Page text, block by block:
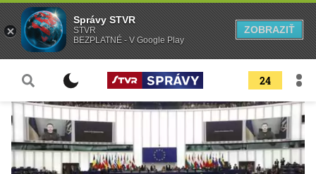
24
Správy STVR
STVR
BEZPLATNÉ - V Google Play
ZOBRAZIŤ